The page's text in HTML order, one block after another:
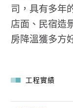
司，具有多年
店面、民宿造
房降溫獲多方
工程實績